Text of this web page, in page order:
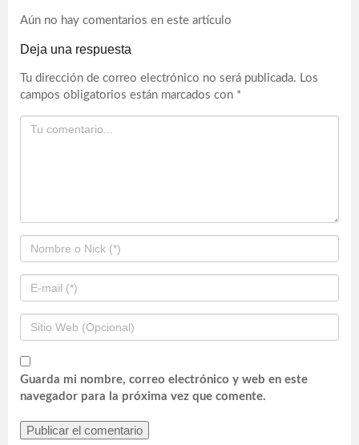
Aún no hay comentarios en este artículo
Deja una respuesta
Tu dirección de correo electrónico no será publicada. Los
campos obligatorios están marcados con *
Guarda mi nombre, correo electrónico y web en este
navegador para la próxima vez que comente.